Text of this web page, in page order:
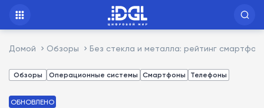
Домой Обзоры Без стекла и металла: рейтинг
Обзоры Операционные системы Смартфоны Телефоны
ОБНОВЛЕНО